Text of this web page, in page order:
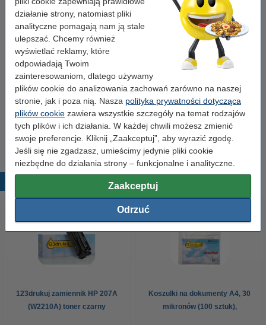
działanie strony, natomiast pliki
analityczne pomagają nam ją stale
ulepszać. Chcemy również
wyświetlać reklamy, które
odpowiadają Twoim
zainteresowaniom, dlatego używamy
plików cookie do analizowania zachowań zarówno na naszej
stronie, jak i poza nią. Nasza polityka prywatności dotycząca
plików cookie zawiera wszystkie szczegóły na temat rodzajów
tych plików i ich działania. W każdej chwili możesz zmienić
swoje preferencje. Kliknij „Zaakceptuj”, aby wyrazić zgodę.
Jeśli się nie zgadzasz, umieścimy jedynie pliki cookie
niezbędne do działania strony – funkcjonalne i analityczne.
Zaakceptuj
Odrzuć
Wydajność: ± 10.500 stron
Rodzaj: opakowanie zbiorcze
Kolor: czarny (1x) i kolorowy (3x)
Wskazówka: zamów papier
Papier ksero A4 80 g/m2 (2500 szt.), 123drukuj
(5 ryz)
110,00 zł
Popularne produkty
123drukuj zamiennik HP 207A
(W2210A) toner czarny
Koszulki na dokumenty A4, 30
mikronów (100 sztuk),